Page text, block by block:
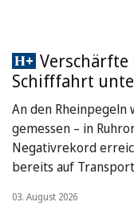
Schifffahrt
An den
gemessen – in
Negativrekord
bereits auf
03. August 2026